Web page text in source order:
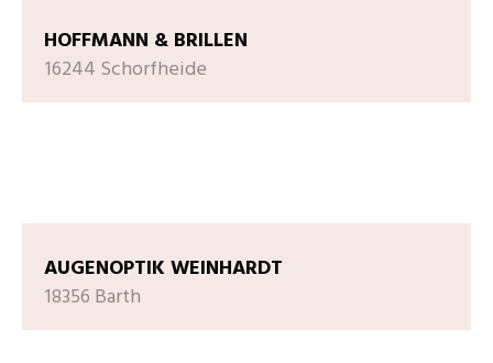
HOFFMANN & BRILLEN
16244 Schorfheide
AUGENOPTIK WEINHARDT
18356 Barth